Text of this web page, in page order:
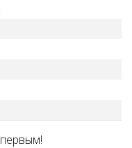
первым!